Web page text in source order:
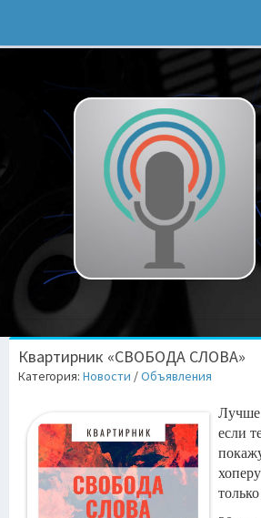
Квартирник «СВОБОДА СЛОВА»
Категория: Новости /Объявления
Лучше
если